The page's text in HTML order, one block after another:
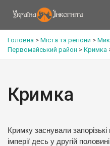
Головна > Міста та регіони >
Первомайський район > Кримка
Кримка
Кримку заснували
імперії десь у другій